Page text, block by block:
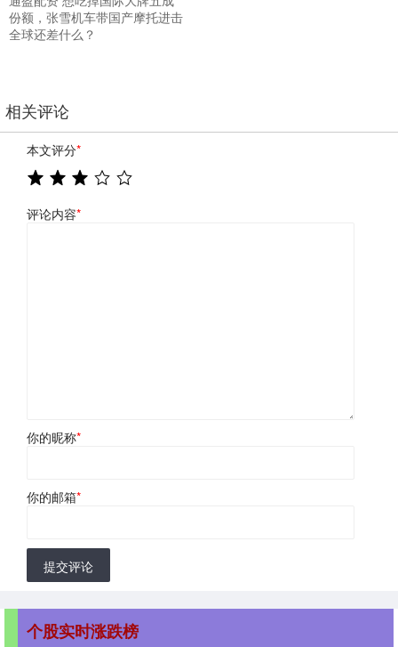
份额，张雪机车带国产摩托进击
全球还差什么？
相关评论
本文评分*
评论内容*
你的昵称*
你的邮箱*
提交评论
个股实时涨跌榜